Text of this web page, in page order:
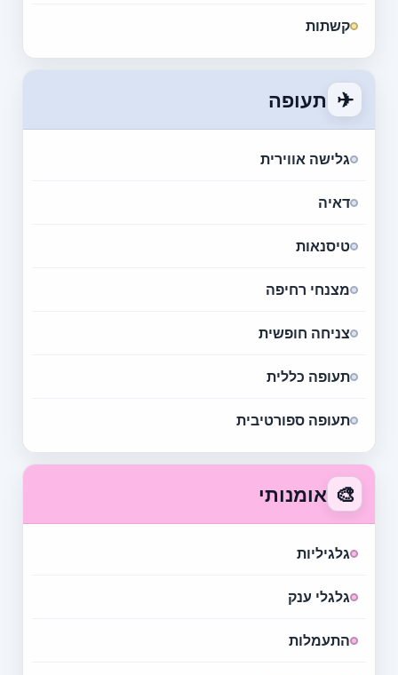
קשתות
✈ תעופה
גלישה אווירית
דאיה
טיסנאות
מצנחי רחיפה
צניחה חופשית
תעופה כללית
תעופה ספורטיבית
🎨 אומנותי
גלגיליות
גלגלי ענק
התעמלות